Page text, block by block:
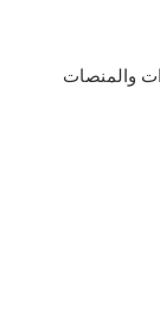
والمنصات